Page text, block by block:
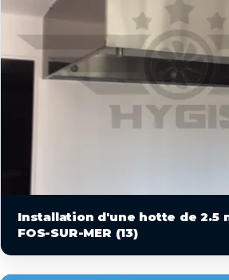
Installation d'une hotte de 2.5
FOS-SUR-MER (13)